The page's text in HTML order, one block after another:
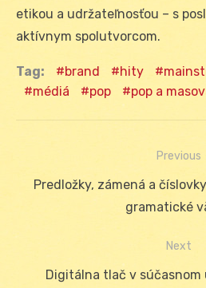
etikou a udržateľnosťou – s
aktívnym spolutvorcom.
Tag: brand hity
médiá
pop pop a
Navigácia
Previous
Previous
Predložky, zámená a
gramatické
Next
NextDigitálna tlač v súčasnom